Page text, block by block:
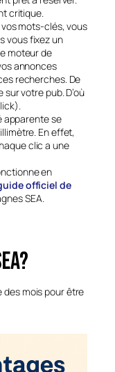
critique.
mots-clés, vous
vous fixez un
moteur de
annonces
recherches. De
votre pub. D’où
apparente se
En effet,
clic a une
en
officiel de
SEA.
des mois pour être